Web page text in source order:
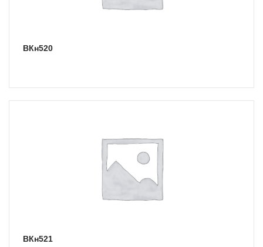
ВКн520
ВКн521